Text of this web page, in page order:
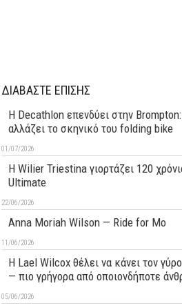
ΔΙΑΒΑΣΤΕ ΕΠΙΣΗΣ
Η Decathlon επενδύει στην
αλλάζει το σκηνικό του folding bike
01/07/2026
H Wilier Triestina γιορτάζει 120
Ultimate
22/06/2026
Anna Moriah Wilson — Ride for Mo
11/06/2026
Η Lael Wilcox θέλει να κάνει τον
— πιο γρήγορα από οποιονδήποτε
05/06/2026